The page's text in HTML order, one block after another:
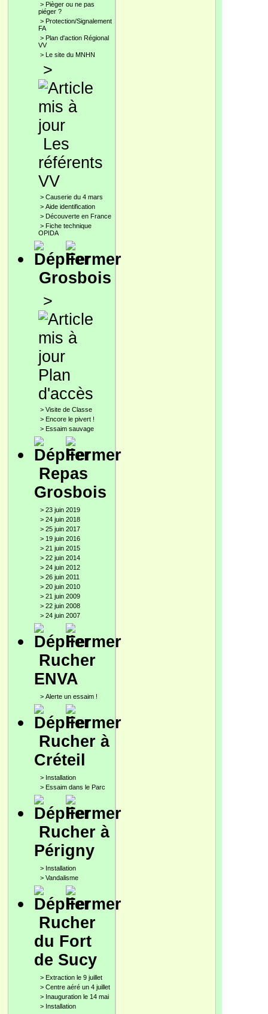
> Pièger ou ne pas
piéger ?
> Protection/Signalement
FA
> Plan d'action Régional
VV
> Le site du MNHN
>
Les
référents
VV
> Causerie du 4 mars
> Aide identification
> Découverte en France
> Fiche technique
OPIDA
Grosbois
>
Plan
d'accès
> Visite de Classe
> Encore le pivert !
> Essaim sauvage
Repas
Grosbois
> 23 juin 2019
> 24 juin 2018
> 25 juin 2017
> 19 juin 2016
> 21 juin 2015
> 22 juin 2014
> 24 juin 2012
> 26 juin 2011
> 20 juin 2010
> 21 juin 2009
> 22 juin 2008
> 24 juin 2007
Rucher
ENVA
> Alerte un essaim !
Rucher à
Créteil
> Installation
> Essaim dans le Parc
Rucher à
Périgny
> Installation
> Vandalisme
Rucher
du Fort
de Sucy
> Extraction le 9 juillet
> Centre aéré un 4 juillet
> Inauguration le 14 mai
> Installation